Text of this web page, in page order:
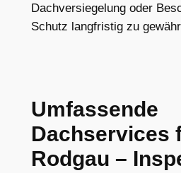
Dachversiegelung oder
Schutz langfristig zu
Umfassende
Dachservices
Rodgau –